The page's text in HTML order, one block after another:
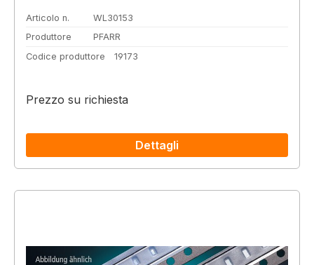
Articolo n.
WL30153
Produttore
PFARR
Codice produttore
19173
Prezzo su richiesta
Dettagli